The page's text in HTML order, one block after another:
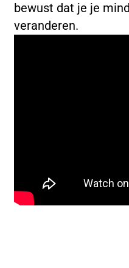
bewust dat je je
veranderen.